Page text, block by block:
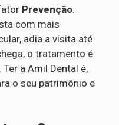
Prevenção.
com mais
adia a visita até
o tratamento é
a Amil Dental é,
o seu patrimônio e